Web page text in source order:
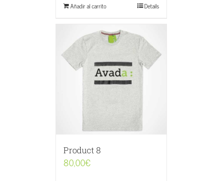
Añadir al carrito Details
Product 8
80,00€